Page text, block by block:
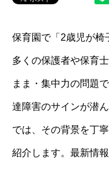
保育園で「2歳児が椅
多くの保護者や保育
まま・集中力の問題
達障害のサインが潜
では、その背景を丁
紹介します。最新情